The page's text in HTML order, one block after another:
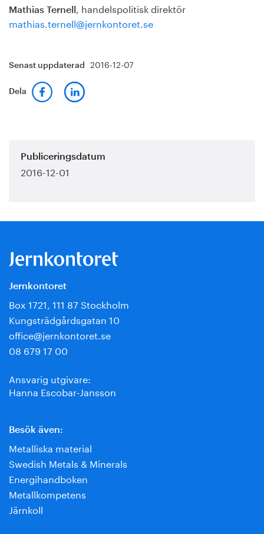
Mathias Ternell
, handelspolitisk direktör
mathias.ternell@jernkontoret.se
Senast uppdaterad 2016-12-07
Dela
Publiceringsdatum
2016-12-01
Jernkontoret
Box 1721, 111 87 Stockholm
Kungsträdgårdsgatan 10
office@jernkontoret.se
08 679 17 00
Ansvarig utgivare:
Hanna Escobar-Jansson
Besök även:
Metalliska material
Swedish Metals & Minerals
Energihandboken
Metallkompetens
Järnkoll